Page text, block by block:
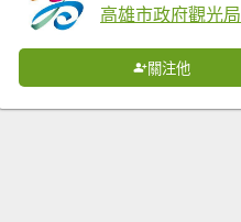
高雄市政府觀光局
關注他